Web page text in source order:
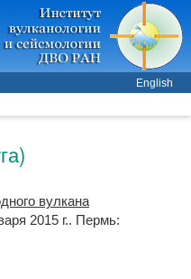
English
вулкана
2015 г.. Пермь: